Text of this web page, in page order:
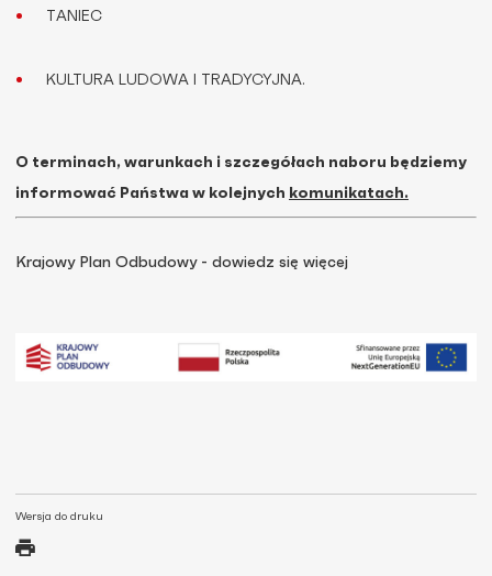
Wersja do druku
TANIEC
KULTURA LUDOWA I TRADYCYJNA.
O terminach, warunkach i szczegółach naboru będziemy
informować Państwa w kolejnych komunikatach.
Krajowy Plan Odbudowy - dowiedz się więcej